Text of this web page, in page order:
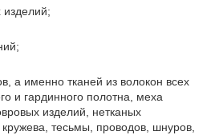
изделий;
а именно тканей из волокон всех
и гардинного полотна, меха
изделий, нетканых
тесьмы, проводов, шнуров,